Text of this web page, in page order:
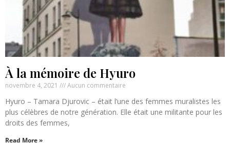
À la mémoire de Hyuro
novembre 4, 2021 Aucun commentaire
Hyuro – Tamara Djurovic – était l’une des femmes muralistes les
plus célèbres de notre génération. Elle était une militante pour les
droits des femmes,
Read More »